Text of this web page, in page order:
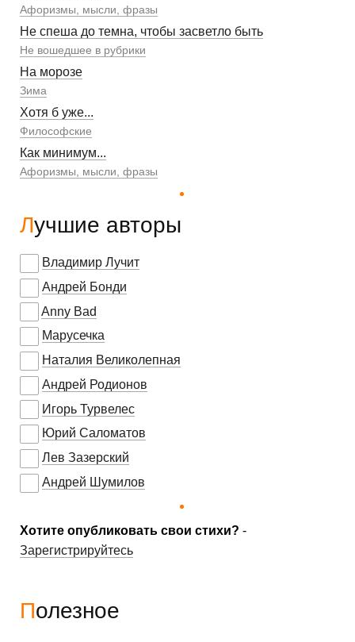
Афоризмы, мысли, фразы
Не спеша до темна, чтобы засветло быть
Не вошедшее в рубрики
На морозе
Зима
Хотя б уже...
Философские
Как минимум...
Афоризмы, мысли, фразы
Лучшие авторы
Владимир Лучит
Андрей Бонди
Anny Bad
Марусечка
Наталия Великолепная
Андрей Родионов
Игорь Турвелес
Юрий Саломатов
Лев Зазерский
Андрей Шумилов
Хотите опубликовать свои стихи? -
Зарегистрируйтесь
Полезное